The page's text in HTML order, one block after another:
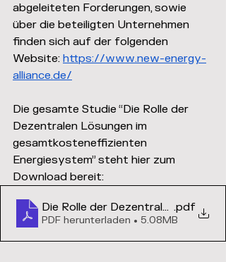
abgeleiteten Forderungen, sowie
über die beteiligten Unternehmen
finden sich auf der folgenden
Website: https://www.new-energy-
alliance.de/
Die gesamte Studie “Die Rolle der
Dezentralen Lösungen im
gesamtkosteneffizienten
Energiesystem” steht hier zum
Download bereit:
Die Rolle der Dezentralen.pdf
PDF herunterladen • 5.08MB